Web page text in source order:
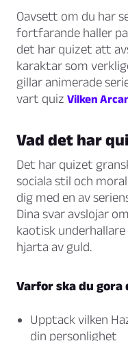
Oavsett om du har
fortfarande haller
det har quizet att
karaktar som
gillar animerade
vart quiz Vilken
Vad det har
Det har quizet
sociala stil och
dig med en av
Dina svar avslojar
kaotisk
hjarta av guld.
Varfor ska du
Upptack vilken
din personlighet